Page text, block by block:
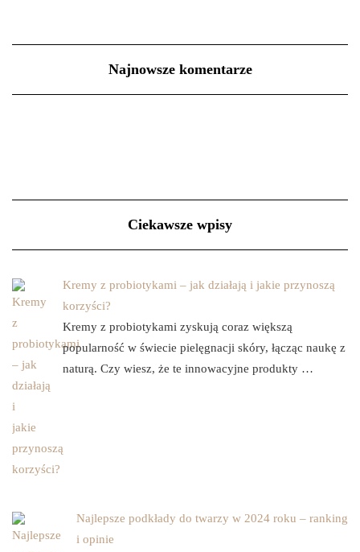
Najnowsze komentarze
Ciekawsze wpisy
Kremy z probiotykami – jak działają i jakie przynoszą
korzyści?
Kremy z probiotykami zyskują coraz większą
popularność w świecie pielęgnacji skóry, łącząc naukę z
naturą. Czy wiesz, że te innowacyjne produkty …
Najlepsze podkłady do twarzy w 2024 roku – ranking
i opinie